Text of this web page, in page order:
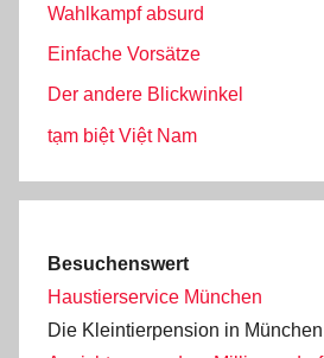
Wahlkampf absurd
Einfache Vorsätze
Der andere Blickwinkel
tạm biệt Việt Nam
Besuchenswert
Haustierservice München
Die Kleintierpension in München